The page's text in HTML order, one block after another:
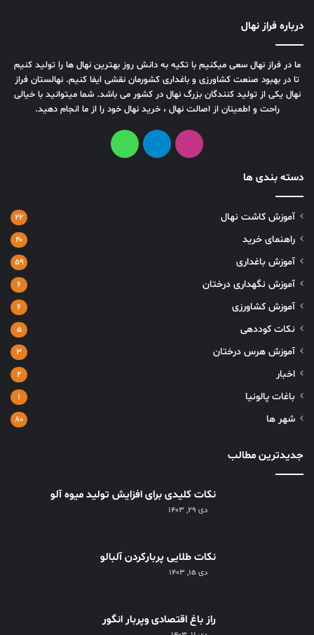
درباره فراز نهال
ما در فراز نهال سعی میکنیم با تکیه به دانش روز بهترین نهال ها را تولید کنیم
تا در بهبود صنعت کشاورزی و باغداری کشورمان نقشی ایفا کنیم. نهالستان فراز
نهال یکی از تولید کنندگان بزرگ نهال در کشور می باشد. شما میتوانید با خیالی
راحت و اطمینان از اصالت نهال ، خرید نهال خود را از ما انجام دهید.
دسته بندی ها
آموزش کاشت نهال ۲۲
راهنمای خرید ۲۰
آموزش باغداری ۵۹
آموزش نگهداری درختان ۶
آموزش کشاورزی ۶
نکات کوددهی ۵
آموزش هرس درختان ۳
اخبار ۲
باغات پالونیا ۱
شهر ها ۸۰
جدیدترین مطالب
نکات کلیدی برای افزایش تولید میوه آلو
دی ۲۹, ۱۴۰۳
نکات طلایی پربارکردن آلبالو
دی ۱۵, ۱۴۰۳
راز باغ اقتصادی وپربار انگور